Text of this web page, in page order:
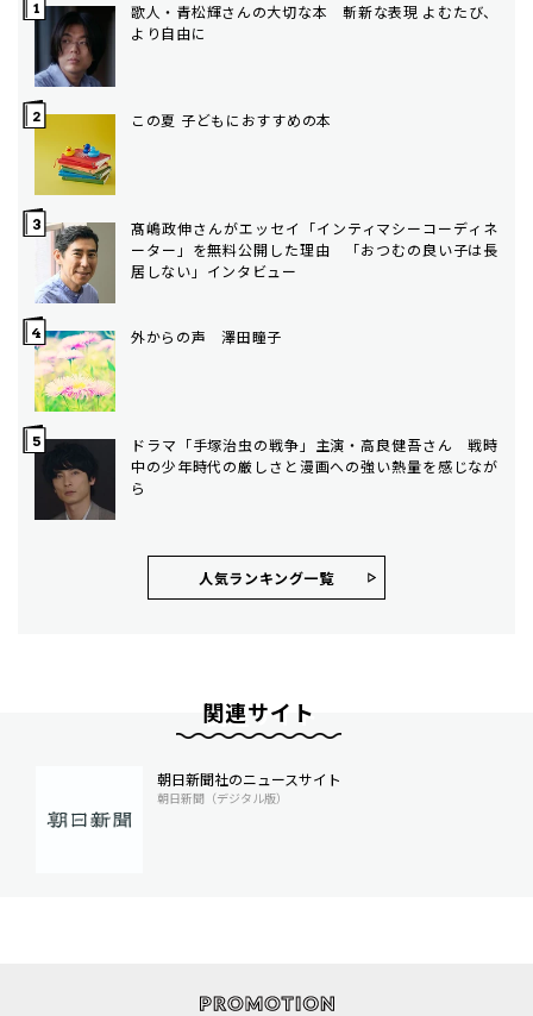
歌人・青松輝さんの大切な本 斬新な表現 よむたび、
より自由に
この夏 子どもにおすすめの本
髙嶋政伸さんがエッセイ「インティマシーコーディネ
ーター」を無料公開した理由 「おつむの良い子は長
居しない」インタビュー
外からの声 澤田瞳子
ドラマ「手塚治虫の戦争」主演・高良健吾さん 戦時
中の少年時代の厳しさと漫画への強い熱量を感じなが
ら
人気ランキング⼀覧
関連サイト
朝日新聞社のニュースサイト
朝日新聞（デジタル版）